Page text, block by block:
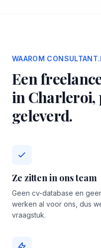
WAAROM
Een
in
geleverd.
Ze zitten in ons team
Geen cv-database en
werken al voor ons, dus
vraagstuk.